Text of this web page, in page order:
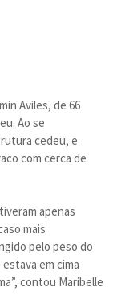
Aviles, de 66
Ao se
cedeu, e
com cerca de
apenas
mais
pelo peso do
em cima
contou Maribelle